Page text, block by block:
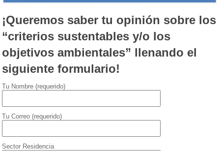
¡Queremos saber tu opinión sobre los
“criterios sustentables y/o los
objetivos ambientales” llenando el
siguiente formulario!
Tu Nombre (requerido)
Tu Correo (requerido)
Sector Residencia